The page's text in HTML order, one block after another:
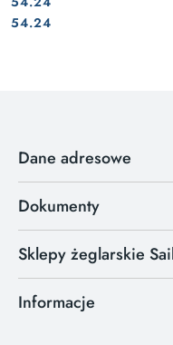
Cena:
Cena:
54.24
Dane adresowe
Dokumenty
Sklepy żeglarskie
Informacje